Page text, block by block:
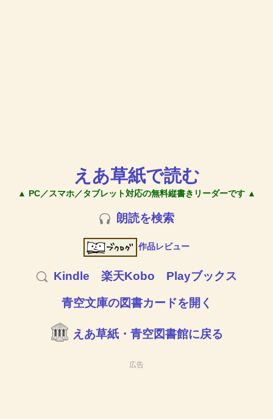
えあ草紙で読む
▲ PC／スマホ／タブレット対応の無料縦書きリーダーです ▲
朗読を検索
作品レビュー
Kindle 楽天Kobo Playブックス
青空文庫の図書カードを開く
えあ草紙・青空図書館に戻る
広告